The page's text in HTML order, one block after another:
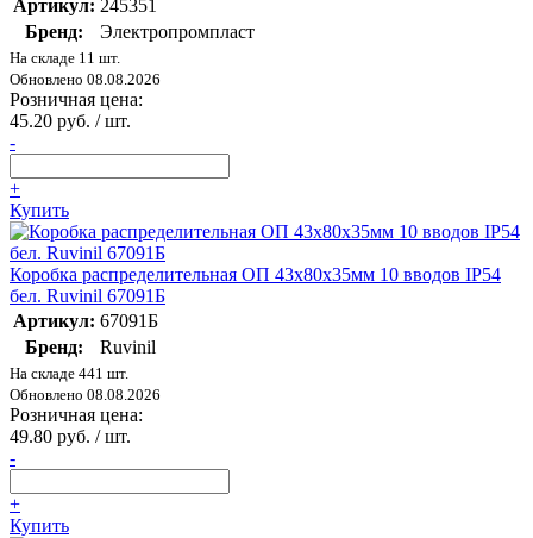
Артикул: 245351
Бренд:
Электропромпласт
На складе 11 шт.
Обновлено 08.08.2026
Розничная цена:
45.20 руб. / шт.
-
+
Купить
Коробка распределительная ОП 43х80х35мм 10 вводов IP54
бел. Ruvinil 67091Б
Артикул: 67091Б
Бренд:
Ruvinil
На складе 441 шт.
Обновлено 08.08.2026
Розничная цена:
49.80 руб. / шт.
-
+
Купить